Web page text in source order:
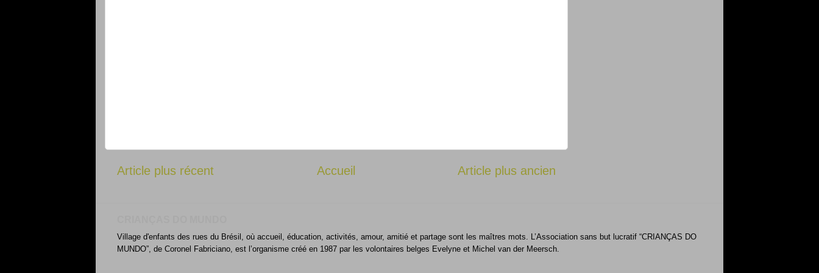
Article plus récent Article plus ancien
Accueil
Village d'enfants des rues du Brésil, où accueil, éducation, activités, amour, amitié et partage sont les maîtres mots. L’Association sans but lucratif “CRIANÇAS DO
MUNDO”, de Coronel Fabriciano, est l’organisme créé en 1987 par les volontaires belges Evelyne et Michel van der Meersch.